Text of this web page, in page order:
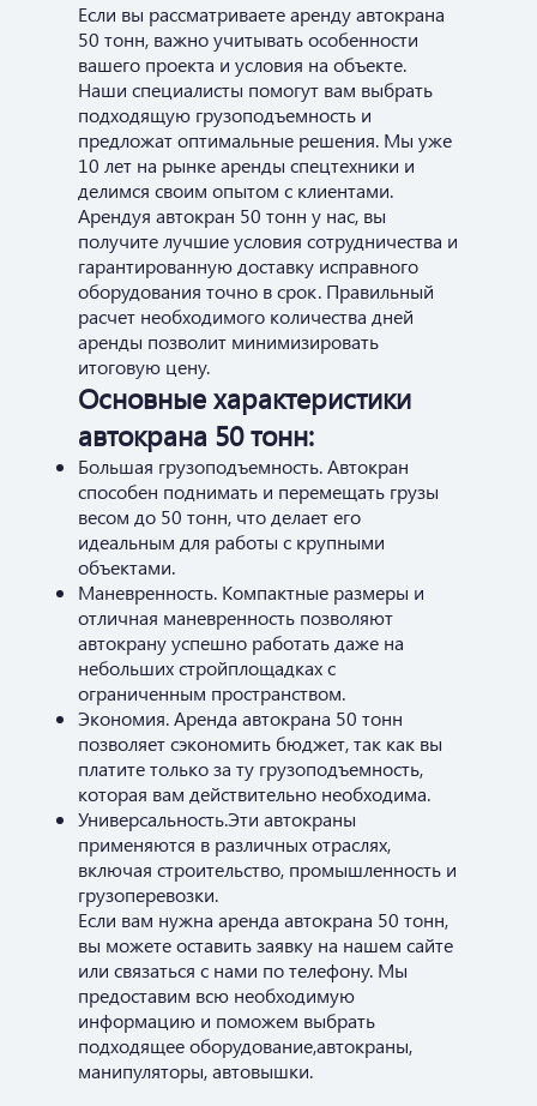
Если вы рассматриваете аренду автокрана
50 тонн, важно учитывать особенности
вашего проекта и условия на объекте.
Наши специалисты помогут вам выбрать
подходящую грузоподъемность и
предложат оптимальные решения. Мы уже
10 лет на рынке аренды спецтехники и
делимся своим опытом с клиентами.
Арендуя автокран 50 тонн у нас, вы
получите лучшие условия сотрудничества и
гарантированную доставку исправного
оборудования точно в срок. Правильный
расчет необходимого количества дней
аренды позволит минимизировать
итоговую цену.
Основные характеристики
автокрана 50 тонн:
Большая грузоподъемность. Автокран
способен поднимать и перемещать грузы
весом до 50 тонн, что делает его
идеальным для работы с крупными
объектами.
Маневренность. Компактные размеры и
отличная маневренность позволяют
автокрану успешно работать даже на
небольших стройплощадках с
ограниченным пространством.
Экономия. Аренда автокрана 50 тонн
позволяет сэкономить бюджет, так как вы
платите только за ту грузоподъемность,
которая вам действительно необходима.
Универсальность.Эти автокраны
применяются в различных отраслях,
включая строительство, промышленность и
грузоперевозки.
Если вам нужна аренда автокрана 50 тонн,
вы можете оставить заявку на нашем сайте
или связаться с нами по телефону. Мы
предоставим всю необходимую
информацию и поможем выбрать
подходящее оборудование,автокраны,
манипуляторы, автовышки.